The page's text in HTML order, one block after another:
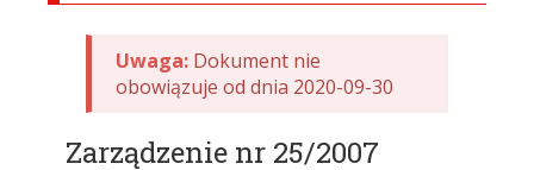
Uwaga: Dokument nie
obowiązuje od dnia 2020-09-30
Zarządzenie nr 25/2007